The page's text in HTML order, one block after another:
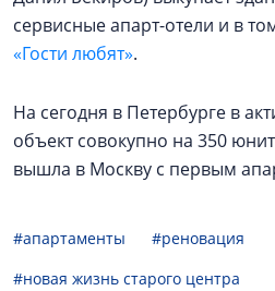
сервисные апарт-отели и в
«Гости любят».
На сегодня в Петербурге в
объект совокупно на 350
вышла в Москву с первым
#апартаменты
#реновация
#новая жизнь старого центра